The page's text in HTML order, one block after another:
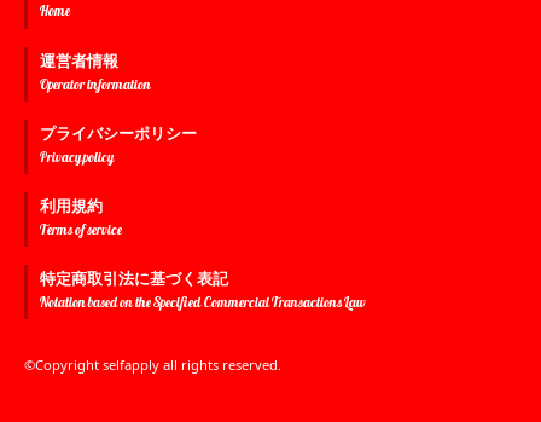
Home
運営者情報
Operator information
プライバシーポリシー
Privacy policy
利用規約
Terms of service
特定商取引法に基づく表記
Notation based on the Specified Commercial Transactions Law
©Copyright selfapply all rights reserved.